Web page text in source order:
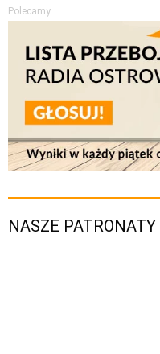
Polecamy
NASZE PATRONATY